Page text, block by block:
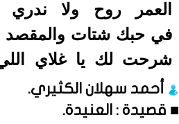
العمر روح ولا ندري
في حبك شتات والمقصد
شرحت لك يا غلاي اللي
أحمد سهلان الكثيري.
■ قصيدة : العنيدة.